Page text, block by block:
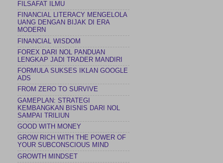
FILSAFAT ILMU
FINANCIAL LITERACY MENGELOLA
UANG DENGAN BIJAK DI ERA
MODERN
FINANCIAL WISDOM
FOREX DARI NOL PANDUAN
LENGKAP JADI TRADER MANDIRI
FORMULA SUKSES IKLAN GOOGLE
ADS
FROM ZERO TO SURVIVE
GAMEPLAN: STRATEGI
KEMBANGKAN BISNIS DARI NOL
SAMPAI TRILIUN
GOOD WITH MONEY
GROW RICH WITH THE POWER OF
YOUR SUBCONSCIOUS MIND
GROWTH MINDSET